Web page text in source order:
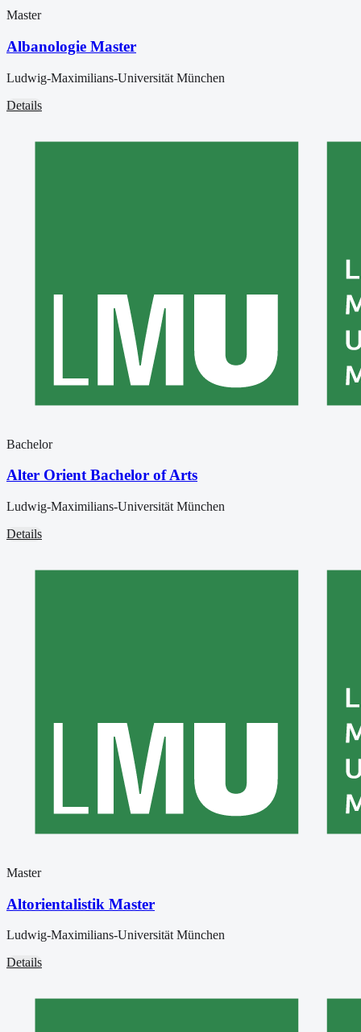
Master
Albanologie Master
Ludwig-Maximilians-Universität München
Details
Bachelor
Alter Orient Bachelor of Arts
Ludwig-Maximilians-Universität München
Details
Master
Altorientalistik Master
Ludwig-Maximilians-Universität München
Details